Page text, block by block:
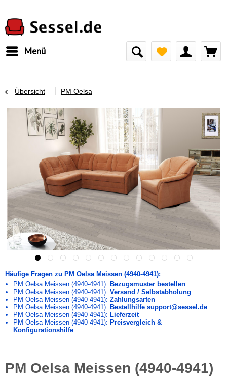
Menü
Übersicht PM Oelsa
Häufige Fragen zu PM Oelsa Meissen (4940-4941):
PM Oelsa Meissen (4940-4941): Bezugsmuster bestellen
PM Oelsa Meissen (4940-4941): Versand / Selbstabholung
PM Oelsa Meissen (4940-4941): Zahlungsarten
PM Oelsa Meissen (4940-4941): Bestellhilfe support@sessel.de
PM Oelsa Meissen (4940-4941): Lieferzeit
PM Oelsa Meissen (4940-4941): Preisvergleich &
Konfigurationshilfe
PM Oelsa Meissen (4940-4941)